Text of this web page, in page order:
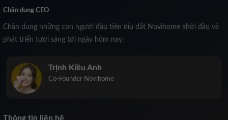
Chân dung CEO
Chân dung những con người đầu tiên dìu dắt Novihome khởi đầu và
phát triển tươi sáng tới ngày hôm nay:
Trịnh Kiều Anh
Co-Founder Novihome
Thông tin liên hệ